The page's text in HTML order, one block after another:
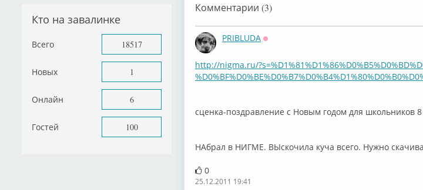
Кто на завалинке
Всего 18517
Новых 1
Онлайн 6
Гостей 100
Комментарии (3)
PRIBLUDA
http://nigma.ru/
сценка-поздравление с Новым годом для школьников 8
НАбрал в НИГМЕ. ВЫскочила куча всего. Нужно
0
25.12.2011 19:41